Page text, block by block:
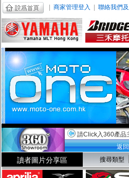
商家管理登入 聯絡我們
請Click入360產品
返
讀者圖片分享區 搜尋類型